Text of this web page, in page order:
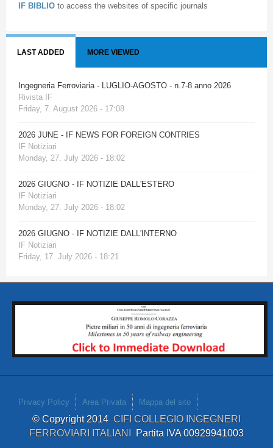
IF BIBLIO to access the websites of specific journals
LAST ADDED MORE VIEWED
Ingegneria Ferroviaria - LUGLIO-AGOSTO - n.7-8 anno 2026
Rivista IF
Friday, 7. August 2026 - 17:08
2026 JUNE - IF NEWS FOR FOREIGN CONTRIES
IF Notiziari
Monday, 27. July 2026 - 18:02
2026 GIUGNO - IF NOTIZIE DALL'ESTERO
IF Notiziari
Monday, 27. July 2026 - 18:02
2026 GIUGNO - IF NOTIZIE DALL'INTERNO
IF Notiziari
Friday, 17. July 2026 - 18:21
Privacy Policy Area Privata Mappa del sito
© Copyright 2014 CIFI COLLEGIO INGEGNERI
FERROVIARI ITALIANI Partita IVA 00929941003